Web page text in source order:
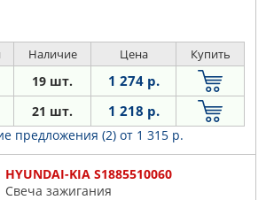
Наличие Цена Купить
19 шт. 1 274 р.
21 шт. 1 218 р.
предложения (2) от 1 315 р.
HYUNDAI-KIA S1885510060
Свеча зажигания